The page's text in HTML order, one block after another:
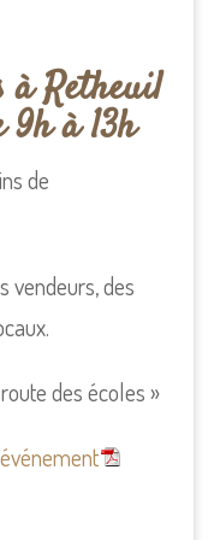
Retheuil
à 13h
de
vendeurs, des
des écoles »